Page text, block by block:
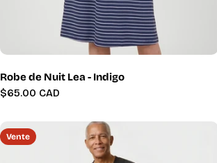
Robe de Nuit Lea - Indigo
Prix
$65.00 CAD
Vente